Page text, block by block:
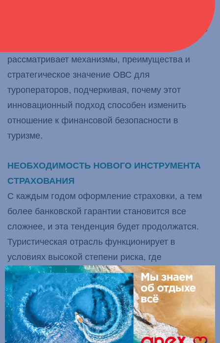
инициативы, координируя усилия по внедрению
рассматривает механизмы, преимущества и
стратегическое значение ОВС для
туроператоров, подчеркивая, почему этот
инновационный подход способен изменить
отношение к финансовой безопасности в
туризме.
НЕОБХОДИМОСТЬ НОВОГО ИНСТРУМЕНТА
СТРАХОВАНИЯ
С каждым годом оформление страховки, а тем
более банковской гарантии становится все
сложнее, и эта тенденция будет продолжатся.
Туристическая отрасль функционирует в
условиях высокой степени риска, где
финансовые обязательства, возникающие из-за
непредвиденных событий, могут поставить под
угрозу как бизнес, так и потребителей.
Традиционные механизмы страхования
финансовой ответственности туроператоров —